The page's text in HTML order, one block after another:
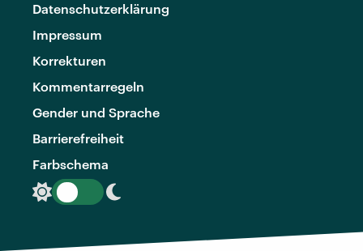
Datenschutzerklärung
Impressum
Korrekturen
Kommentarregeln
Gender und Sprache
Barrierefreiheit
Farbschema